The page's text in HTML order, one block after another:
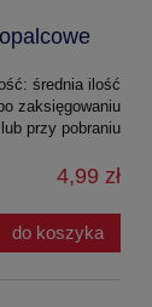
średnia ilość
zaksięgowaniu
lub przy pobraniu
4,99 zł
do koszyka